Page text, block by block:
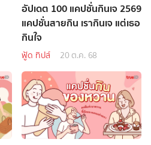
อัปเดต 100 แคปชั่นกินเจ 2569
แคปชั่นสายกิน เรากินเจ แต่เธอ
กินใจ
ฟู้ด ทิปส์ 20 ต.ค. 68